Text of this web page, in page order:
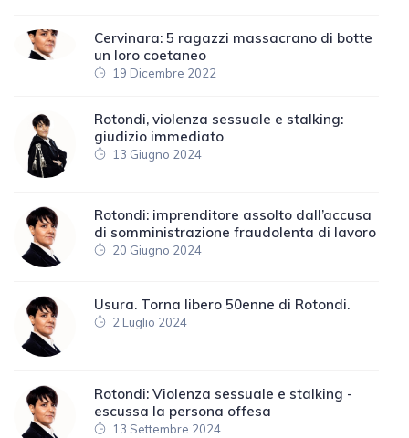
Cervinara: 5 ragazzi massacrano di botte
un loro coetaneo
19 Dicembre 2022
Rotondi, violenza sessuale e stalking:
giudizio immediato
13 Giugno 2024
Rotondi: imprenditore assolto dall’accusa
di somministrazione fraudolenta di lavoro
20 Giugno 2024
Usura. Torna libero 50enne di Rotondi.
2 Luglio 2024
Rotondi: Violenza sessuale e stalking -
escussa la persona offesa
13 Settembre 2024